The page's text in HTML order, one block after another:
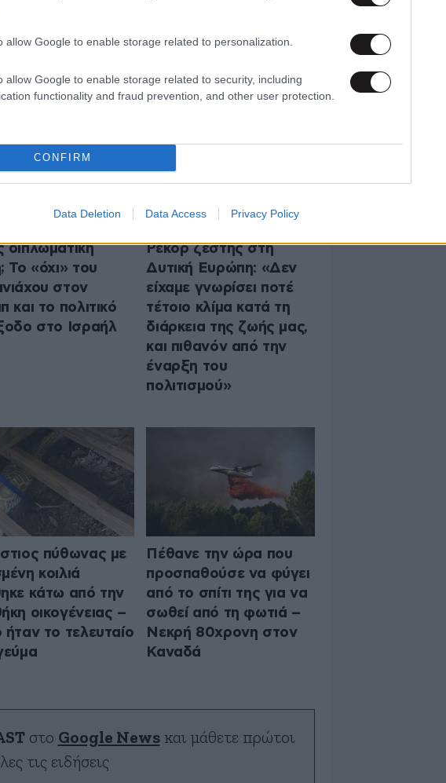
allow Google to enable storage related to personalization.
allow Google to enable storage related to security, including
functionality and fraud prevention, and other user protection.
CONFIRM
Data Deletion Data Access Privacy Policy
ΤΟΝ ΚΟΣΜΟ ΟΛΑ ΤΑ ΑΡΘΡΑ
Το «όχι» του
στον
και το πολιτικό
στο Ισραήλ
Ρεκόρ ζέστης στη
Δυτική Ευρώπη: «Δεν
είχαμε γνωρίσει ποτέ
τέτοιο κλίμα κατά τη
διάρκεια της ζωής μας,
και πιθανόν από την
έναρξη του
πολιτισμού»
πύθωνας με
κοιλιά
κάτω από την
οικογένειας –
το τελευταίο
Πέθανε την ώρα που
προσπαθούσε να φύγει
από το σπίτι της για να
σωθεί από τη φωτιά –
Νεκρή 80χρονη στον
Καναδά
στο Google Newsκαι μάθετε πρώτοι
τις ειδήσεις